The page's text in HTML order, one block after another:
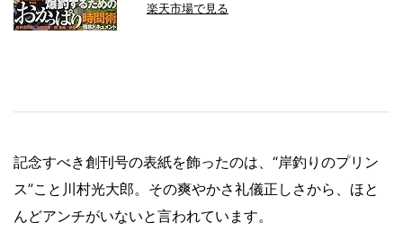
楽天市場で見る
記念すべき創刊号の表紙を飾ったのは、“岸釣りのプリン
ス”こと川村光大郎。その爽やかさ礼儀正しさから、ほと
んどアンチがいないと言われています。